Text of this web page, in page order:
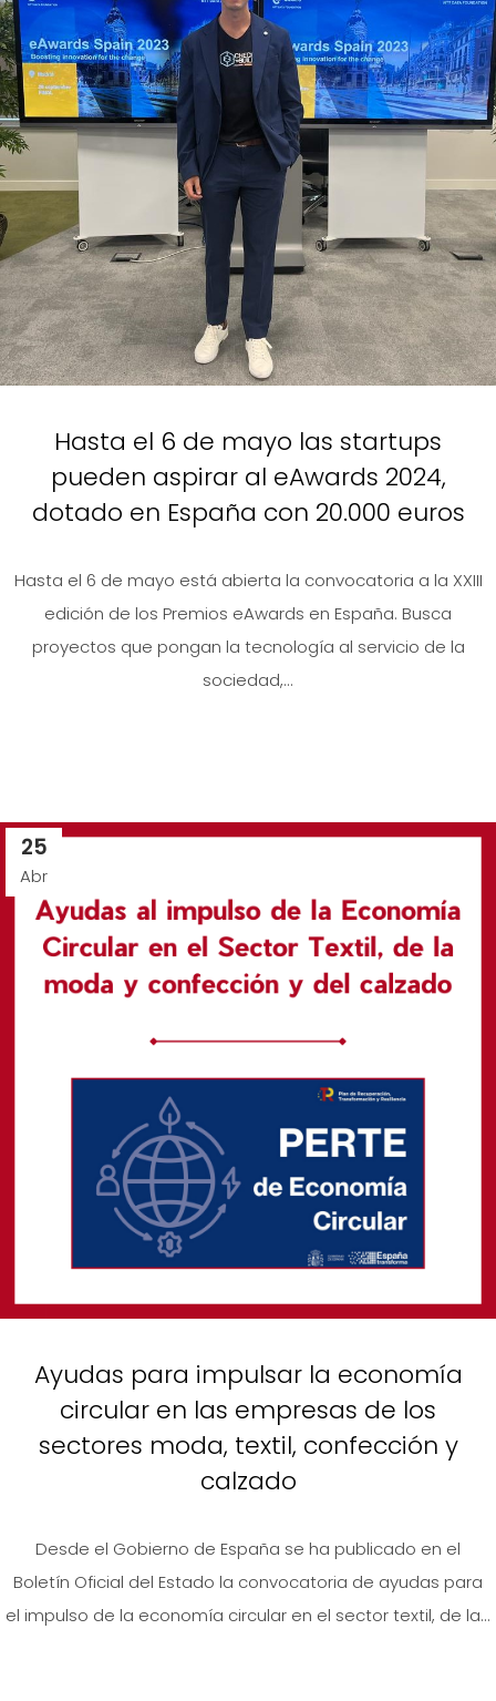
Hasta el 6 de mayo las startups
pueden aspirar al eAwards 2024,
dotado en España con 20.000 euros
Hasta el 6 de mayo está abierta la convocatoria a la XXIII
edición de los Premios eAwards en España. Busca
proyectos que pongan la tecnología al servicio de la
sociedad,...
25
Abr
Ayudas para impulsar la economía
circular en las empresas de los
sectores moda, textil, confección y
calzado
Desde el Gobierno de España se ha publicado en el
Boletín Oficial del Estado la convocatoria de ayudas para
el impulso de la economía circular en el sector textil, de la...